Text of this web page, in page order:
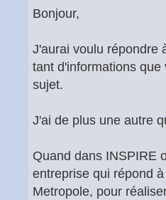
Bonjour,
J'aurai voulu répondre
tant d'informations
sujet.
J'ai de plus une autre
Quand dans INSPIRE
entreprise qui répond
Metropole, pour